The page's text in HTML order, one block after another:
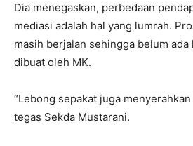
Dia menegaskan, perbedaan
mediasi adalah hal yang lumrah.
masih berjalan sehingga belum ada
dibuat oleh MK.
“Lebong sepakat juga
tegas Sekda Mustarani.